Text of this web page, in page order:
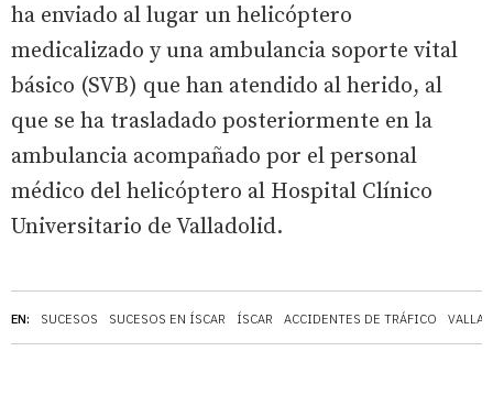
EN: SUCESOS SUCESOS EN ÍSCAR ÍSCAR ACCIDENTES DE TRÁFICO
ha enviado al lugar un helicóptero
medicalizado y una ambulancia soporte vital
básico (SVB) que han atendido al herido, al
que se ha trasladado posteriormente en la
ambulancia acompañado por el personal
médico del helicóptero al Hospital Clínico
Universitario de Valladolid.